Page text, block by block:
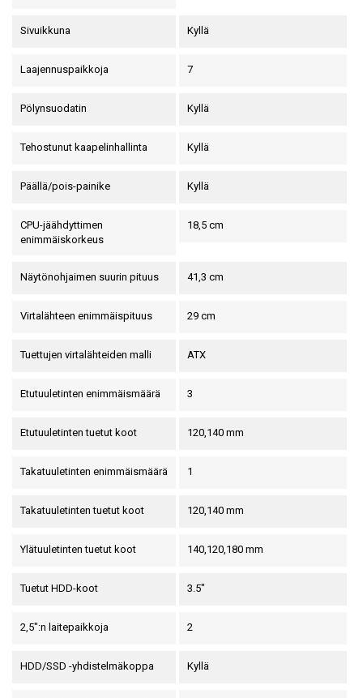
Sivuikkuna Kyllä
Laajennuspaikkoja 7
Pölynsuodatin Kyllä
Tehostunut kaapelinhallinta Kyllä
Päällä/pois-painike Kyllä
CPU-jäähdyttimen
enimmäiskorkeus
18,5 cm
Näytönohjaimen suurin pituus 41,3 cm
Virtalähteen enimmäispituus 29 cm
Tuettujen virtalähteiden malli ATX
Etutuuletinten enimmäismäärä 3
Etutuuletinten tuetut koot 120,140 mm
Takatuuletinten enimmäismäärä 1
Takatuuletinten tuetut koot 120,140 mm
Ylätuuletinten tuetut koot 140,120,180 mm
Tuetut HDD-koot 3.5"
2,5":n laitepaikkoja 2
HDD/SSD -yhdistelmäkoppa Kyllä